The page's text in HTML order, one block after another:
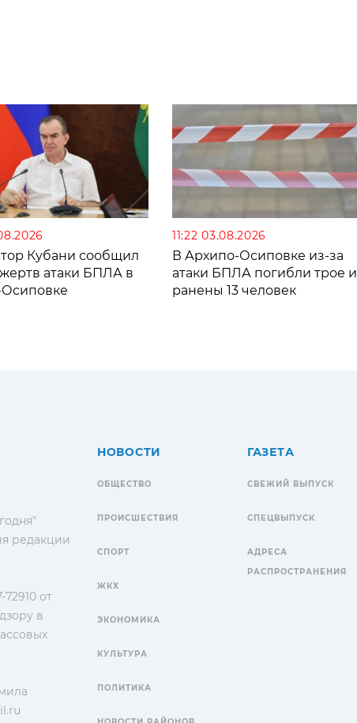
Кубани сообщил
атаки БПЛА в
11:22 03.08.2026
В Архипо-Осиповке из-за
атаки БПЛА погибли трое и
ранены 13 человек
редакции
от
в
НОВОСТИ
ОБЩЕСТВО
ПРОИСШЕСТВИЯ
СПОРТ
ЖКХ
ЭКОНОМИКА
КУЛЬТУРА
ПОЛИТИКА
ГАЗЕТА
СВЕЖИЙ ВЫПУСК
СПЕЦВЫПУСК
АДРЕСА
РАСПРОСТРАНЕНИЯ